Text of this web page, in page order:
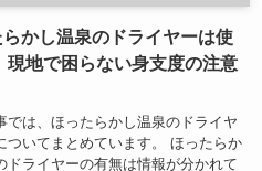
らかし温泉のドライヤーは使
現地で困らない身支度の注意
では、ほったらかし温泉のドライヤ
ついてまとめています。 ほったらか
ドライヤーの有無は情報が分かれて